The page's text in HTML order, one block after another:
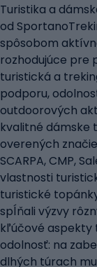
Turistika a
od
spôsobom
rozhodujúce pre
turistická a
podporu,
outdoorových
kvalitné dámske
overených
SCARPA, CMP,
vlastnosti
turistické
spĺňali výzvy
kľúčové aspekty
odolnosť: na
dlhých túrach